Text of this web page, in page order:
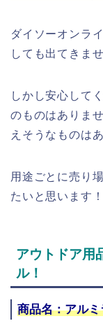
ダイソーオンラ
しても出てきま
しかし安心して
のものはありま
えそうなものは
用途ごとに売り
たいと思います！
アウトドア用
ル！
商品名：アル